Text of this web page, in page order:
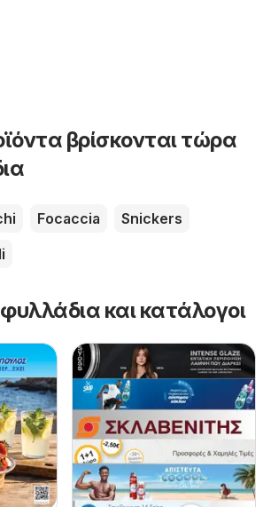
βρίσκονται τώρα
Focaccia
Snickers
και κατάλογοι